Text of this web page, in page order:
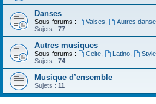
Danses
Sous-forums : Valses
Autres
Sujets : 77
Autres musiques
Sous-forums : Celte, Latino,
Sujets : 74
Musique d’ensemble
Sujets : 11